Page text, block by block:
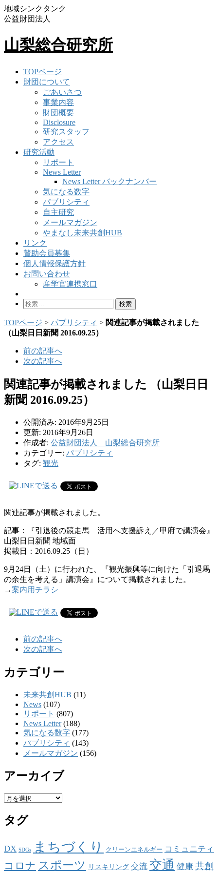
地域シンクタンク
公益財団法人
山梨総合研究所
TOPページ
財団について
ごあいさつ
事業内容
財団概要
Disclosure
研究スタッフ
アクセス
研究活動
リポート
News Letter
News Letter バックナンバー
気になる数字
パブリシティ
自主研究
メールマガジン
やまなし未来共創HUB
リンク
賛助会員募集
個人情報保護方針
お問い合わせ
産学官連携窓口
検
TOPページ > パブリシティ > 関連記事が掲載されました
（山梨日日新聞 2016.09.25）
前の記事へ
次の記事へ
関連記事が掲載されました （山梨日日
新聞 2016.09.25）
公開済み: 2016年9月25日
更新: 2016年9月26日
作成者: 公益財団法人 山梨総合研究所
カテゴリー: パブリシティ
タグ: 観光
関連記事が掲載されました。
記事：『引退後の競走馬 活用へ支援訴え／甲府で講演会』
山梨日日新聞 地域面
掲載日：2016.09.25（日）
9月24日（土）に行われた、『観光振興等に向けた「引退馬
の余生を考える」講演会』について掲載されました。
→案内用チラシ
前の記事へ
次の記事へ
カテゴリー
未来共創HUB (11)
News (107)
リポート (807)
News Letter(188)
気になる数字 (177)
パブリシティ (143)
メールマガジン (156)
アーカイブ
ア
カ
イ
タグ
DX SDGs まちづくり クリーンエネルギー コミュニティ
コロナ スポーツ リスキリング 交流 交通 健康 共創